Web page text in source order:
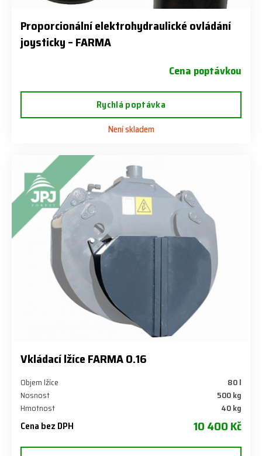
Proporcionální elektrohydraulické ovládání
joysticky – FARMA
Cena poptávkou
Rychlá poptávka
Není skladem
Vkládací lžíce FARMA 0.16
Objem lžíce
80 l
Nosnost
500 kg
Hmotnost
40 kg
Cena bez DPH 10 400 Kč